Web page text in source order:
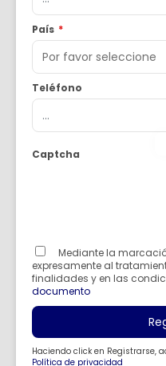
País *
Teléfono
Captcha
Mediante la
expresamente al
finalidades y en las
documento
Haciendo click en Registrarse,
Política de privacidad